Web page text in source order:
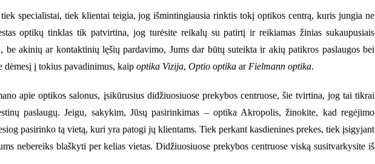
specialistai, tiek klientai teigia, jog išmintingiausia rinktis tokį optikos centrą, kuris jungia ne
optikų tinklas tik patvirtina, jog turėsite reikalų su patirtį ir reikiamas žinias sukaupusiais
be akinių ar kontaktinių lęšių pardavimo, Jums dar būtų suteikta ir akių patikros paslaugos bei
į tokius pavadinimus, kaip optika Vizija, Optio optika ar Fielmann optika.
apie optikos salonus, įsikūrusius didžiuosiuose prekybos centruose, šie tvirtina, jog tai tikrai
paslaugų. Jeigu, sakykim, Jūsų pasirinkimas – optika Akropolis, žinokite, kad regėjimo
pasirinko tą vietą, kuri yra patogi jų klientams. Tiek perkant kasdienines prekes, tiek įsigyjant
nebereiks blaškyti per kelias vietas. Didžiuosiuose prekybos centruose viską susitvarkysite iš